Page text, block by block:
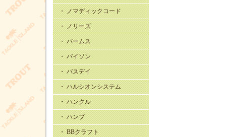
・ ノマディックコード
・ ノリーズ
・ パームス
・ バイソン
・ バスデイ
・ ハルシオンシステム
・ ハンクル
・ ハンプ
・ BBクラフト